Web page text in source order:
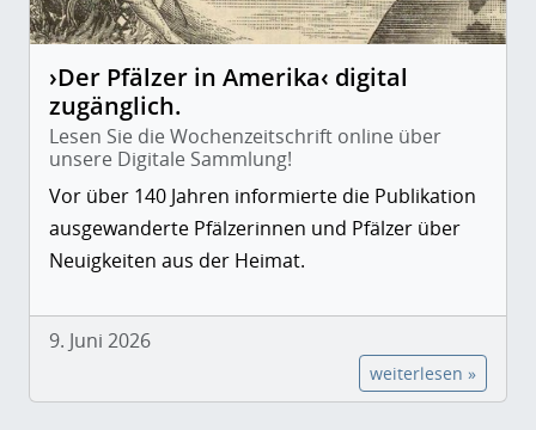
›Der Pfälzer in Amerika‹ digital
zugänglich.
Lesen Sie die Wochenzeitschrift online über
unsere Digitale Sammlung!
Vor über 140 Jahren informierte die Publikation
ausgewanderte Pfälzerinnen und Pfälzer über
Neuigkeiten aus der Heimat.
9. Juni 2026
weiterlesen »